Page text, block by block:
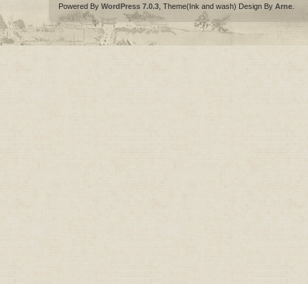
Powered By WordPress 7.0.3 , Theme(Ink and wash) Design By Arne